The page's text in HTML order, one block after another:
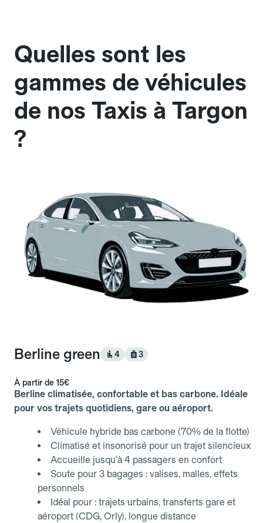
Quelles sont les
gammes de véhicules
de nos Taxis à Targon
?
Berline green 4 3
À partir de 15€
Berline climatisée, confortable et bas carbone. Idéale
pour vos trajets quotidiens, gare ou aéroport.
Véhicule hybride bas carbone (70% de la flotte)
Climatisé et insonorisé pour un trajet silencieux
Accueille jusqu'à 4 passagers en confort
Soute pour 3 bagages : valises, malles, effets
personnels
Idéal pour : trajets urbains, transferts gare et
aéroport (CDG, Orly), longue distance